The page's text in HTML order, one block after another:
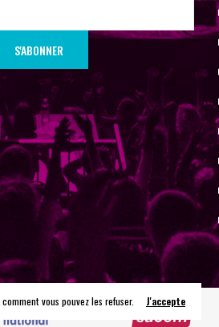
vous pouvez les refuser. J'accepte